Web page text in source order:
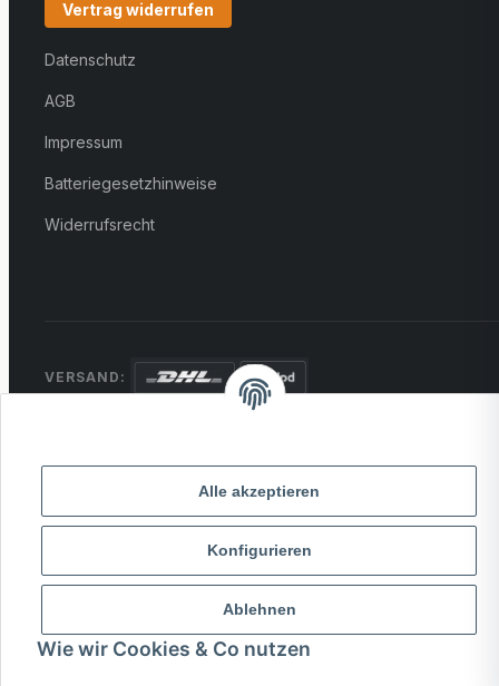
Alle akzeptieren
Konfigurieren
Ablehnen
Wie wir Cookies & Co nutzen
Vertrag widerrufen
Datenschutz
AGB
Impressum
Batteriegesetzhinweise
Widerrufsrecht
VERSAND:
* Alle Preise inkl. gesetzlicher USt., zzgl.Versand
© 2026 MCTRADE24. Alle Rechte vorbehalten.
Powered byMD IT Solutions